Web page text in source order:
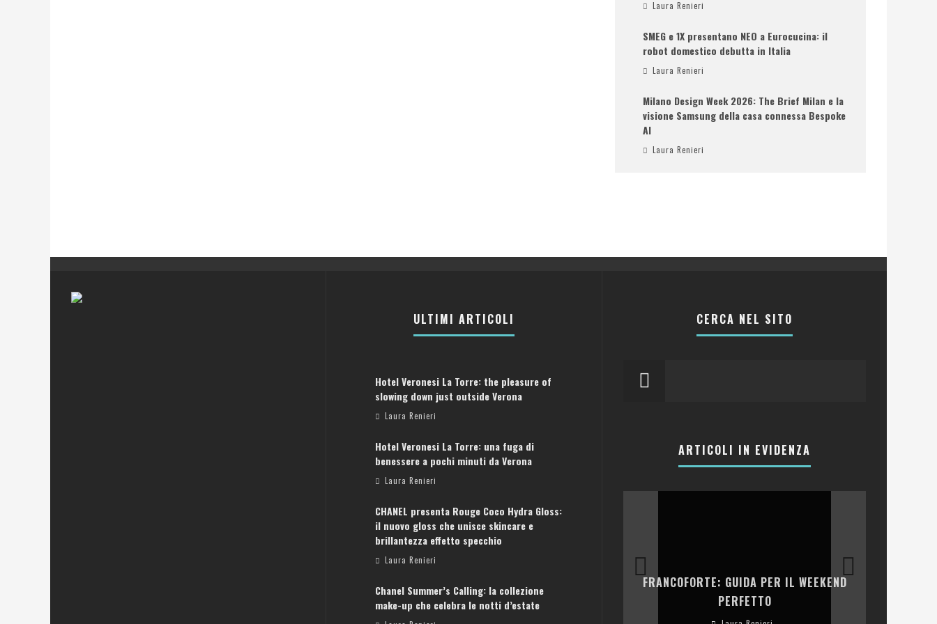
Laura Renieri
SMEG e 1X presentano NEO a Eurocucina: il
robot domestico debutta in Italia
Laura Renieri
Milano Design Week 2026: The Brief Milan e la
visione Samsung della casa connessa Bespoke
AI
Laura Renieri
ULTIMI ARTICOLI
Hotel Veronesi La Torre: the pleasure of
slowing down just outside Verona
Laura Renieri
Hotel Veronesi La Torre: una fuga di
benessere a pochi minuti da Verona
Laura Renieri
CHANEL presenta Rouge Coco Hydra Gloss:
il nuovo gloss che unisce skincare e
brillantezza effetto specchio
Laura Renieri
Chanel Summer’s Calling: la collezione
make-up che celebra le notti d’estate
CERCA NEL SITO
ARTICOLI IN EVIDENZA
ATENE: GUIDA PER IL WEEKEND PERFETTO
FRANCOFORTE: GUIDA PER IL WEEKEND
PERFETTO